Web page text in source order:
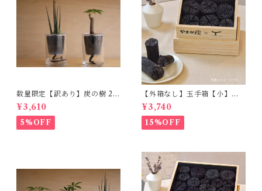
数量限定【訳あり】炭の樹 2個
セット｜品種おまかせ
¥3,610
5%OFF
【外箱なし】玉手箱【小】ー
この商品は黒色の外箱が付き
ませんー
¥3,740
15%OFF